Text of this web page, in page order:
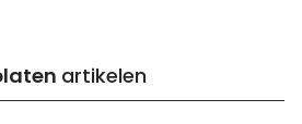
artikelen